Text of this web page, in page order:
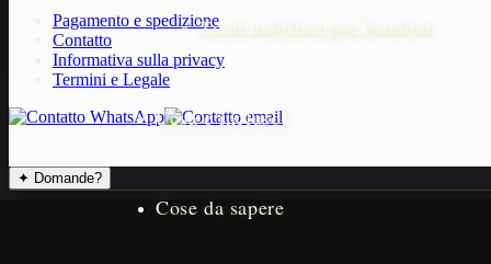
Titoli nobiliari per bambini
Cosa è incluso?
Cose da sapere
Pagamento e spedizione
Contatto
Informativa sulla privacy
Termini e Legale
✦ Domande?